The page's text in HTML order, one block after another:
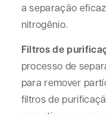
a separação
nitrogênio.
Filtros de
processo de
para remover
filtros de